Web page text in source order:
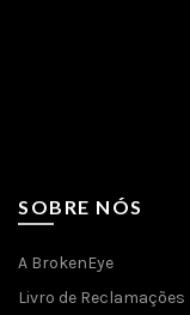
SOBRE NÓS
A BrokenEye
Livro de Reclamações